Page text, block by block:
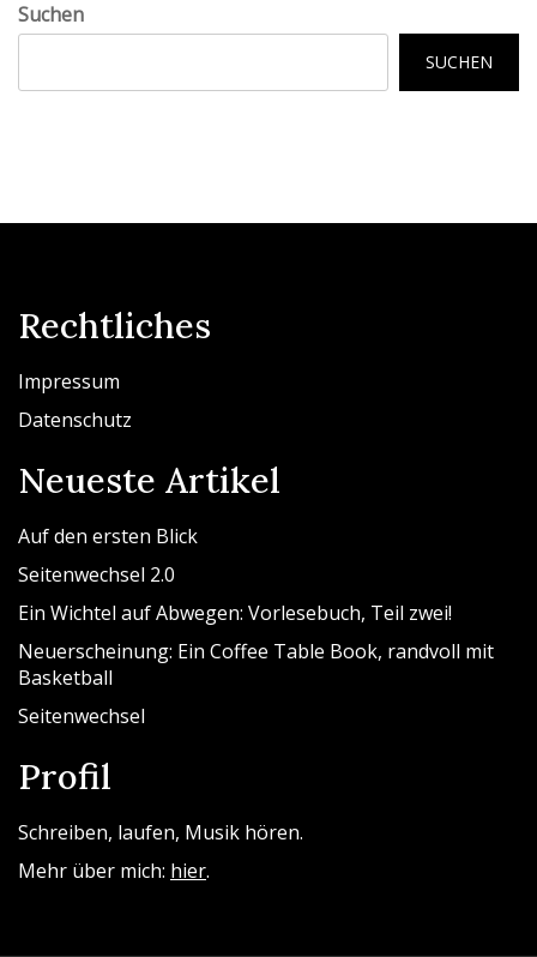
Suchen
SUCHEN
Rechtliches
Impressum
Datenschutz
Neueste Artikel
Auf den ersten Blick
Seitenwechsel 2.0
Ein Wichtel auf Abwegen: Vorlesebuch, Teil zwei!
Neuerscheinung: Ein Coffee Table Book, randvoll mit
Basketball
Seitenwechsel
Profil
Schreiben, laufen, Musik hören.
Mehr über mich: hier.